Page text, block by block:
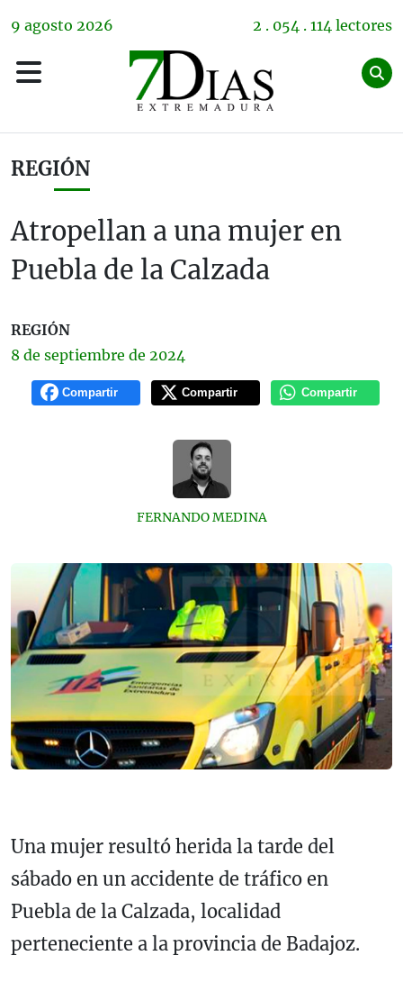
9 agosto 2026 2 . 054 . 114 lectores
REGIÓN
Atropellan a una mujer en
Puebla de la Calzada
REGIÓN
8 de septiembre de 2024
Compartir Compartir Compartir
FERNANDO MEDINA
Una mujer resultó herida la tarde del
sábado en un accidente de tráfico en
Puebla de la Calzada, localidad
perteneciente a la provincia de Badajoz.